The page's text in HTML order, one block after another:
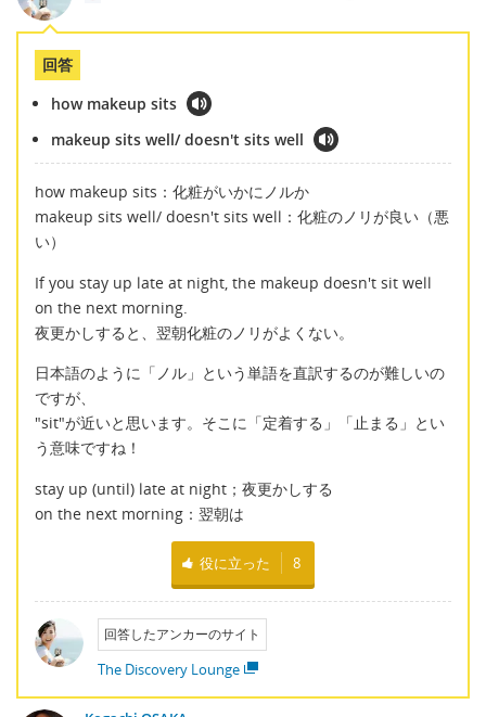
回答
how makeup sits
makeup sits well/ doesn't sits well
how makeup sits：化粧がいかにノルか
makeup sits well/ doesn't sits well：化粧のノリが良い（悪
い）
If you stay up late at night, the makeup doesn't sit well
on the next morning.
夜更かしすると、翌朝化粧のノリがよくない。
日本語のように「ノル」という単語を直訳するのが難しいの
ですが、
"sit"が近いと思います。そこに「定着する」「止まる」とい
う意味ですね！
stay up (until) late at night；夜更かしする
on the next morning：翌朝は
役に立った 8
回答したアンカーのサイト
The Discovery Lounge